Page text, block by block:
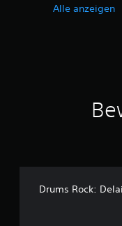
Alle anzeigen
Drums Rock: